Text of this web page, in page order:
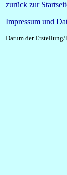
zurück zur
Impressum und
Datum der